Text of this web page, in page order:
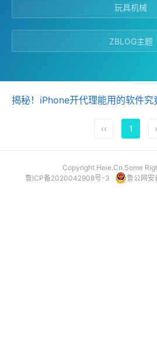
玩具机械
ZBLOG主题
揭秘！iPhone开代理能用的软件究
‹‹ 1
Copyright Heie.Cn.Some
鲁ICP备2020042908号-3
鲁公网